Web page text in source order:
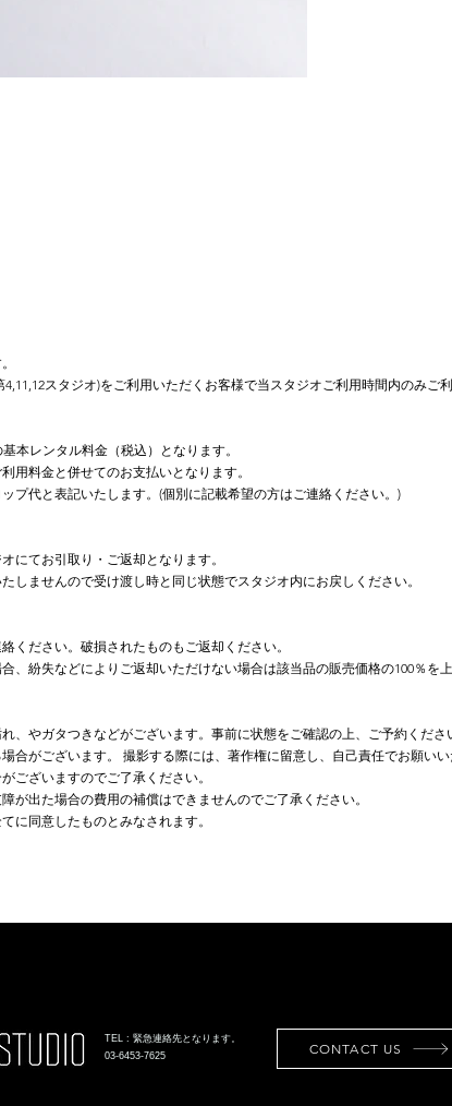
スタジオ)をご利用いただくお客様で当スタジオご利用時間内のみご
本レンタ ル料金（税込）となり ます。
用料金と併せてのお支払いとなります。
プ代と表記いたします。(個別に記載希望の方はご連絡ください。)
にてお引取り・ご返却となります。
しませんので受け渡し時と同じ状態でスタジオ内にお戻しください。
ください。破損されたものもご返却ください。
、紛失などによりご返却いただけない場合は該当品の販売価格の100％を
、やガタつきなどがございます。事前に状態をご確認の上、ご予約くださ
合がございます。 撮影する際には、著作権に留意し、自己責任でお願いい
ございますのでご了承ください。
が出た場合の費用の補償はできませんのでご了承ください。
に同意したものとみなされます。
CONTACT US
TEL : 緊急連絡先となります。
03-6453-7625